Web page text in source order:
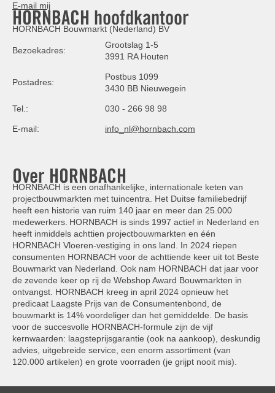
E-mail mij
HORNBACH hoofdkantoor
HORNBACH Bouwmarkt (Nederland) BV
Bezoekadres:
Grootslag 1-5
3991 RA Houten
Postadres:
Postbus 1099
3430 BB Nieuwegein
Tel.: 030 - 266 98 98
E-mail: info_nl@hornbach.com
Over HORNBACH
HORNBACH is een onafhankelijke, internationale keten van
projectbouwmarkten met tuincentra. Het Duitse familiebedrijf
heeft een historie van ruim 140 jaar en meer dan 25.000
medewerkers. HORNBACH is sinds 1997 actief in Nederland en
heeft inmiddels achttien projectbouwmarkten en één
HORNBACH Vloeren-vestiging in ons land. In 2024 riepen
consumenten HORNBACH voor de achttiende keer uit tot Beste
Bouwmarkt van Nederland. Ook nam HORNBACH dat jaar voor
de zevende keer op rij de Webshop Award Bouwmarkten in
ontvangst. HORNBACH kreeg in april 2024 opnieuw het
predicaat Laagste Prijs van de Consumentenbond, de
bouwmarkt is 14% voordeliger dan het gemiddelde. De basis
voor de succesvolle HORNBACH-formule zijn de vijf
kernwaarden: laagsteprijsgarantie (ook na aankoop), deskundig
advies, uitgebreide service, een enorm assortiment (van
120.000 artikelen) en grote voorraden (je grijpt nooit mis).